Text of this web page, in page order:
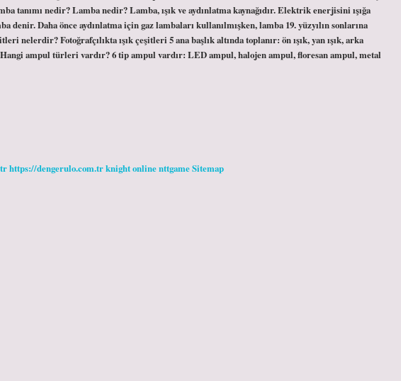
tanımı nedir? Lamba nedir? Lamba, ışık ve aydınlatma kaynağıdır. Elektrik enerjisini ışığa
denir. Daha önce aydınlatma için gaz lambaları kullanılmışken, lamba 19. yüzyılın sonlarına
nelerdir? Fotoğrafçılıkta ışık çeşitleri 5 ana başlık altında toplanır: ön ışık, yan ışık, arka
Hangi ampul türleri vardır? 6 tip ampul vardır: LED ampul, halojen ampul, floresan ampul, metal
https://dengerulo.com.trknight onlinenttgameSitemap